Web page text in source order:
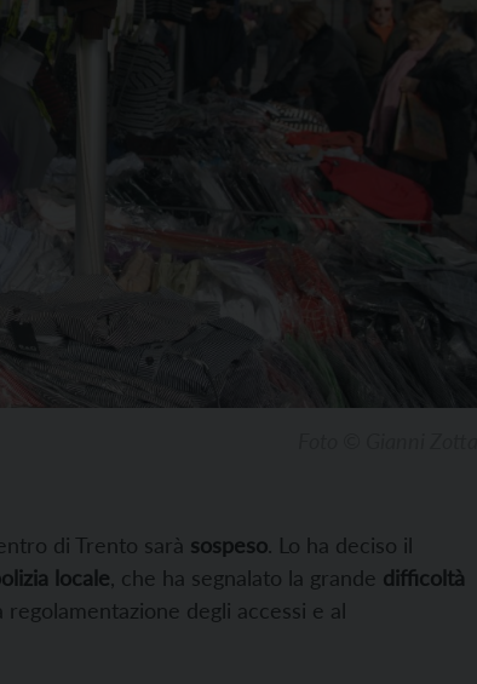
di Trento sarà sospeso. Lo ha deciso il
locale , che ha segnalato la grande difficoltà
regolamentazione degli accessi e al